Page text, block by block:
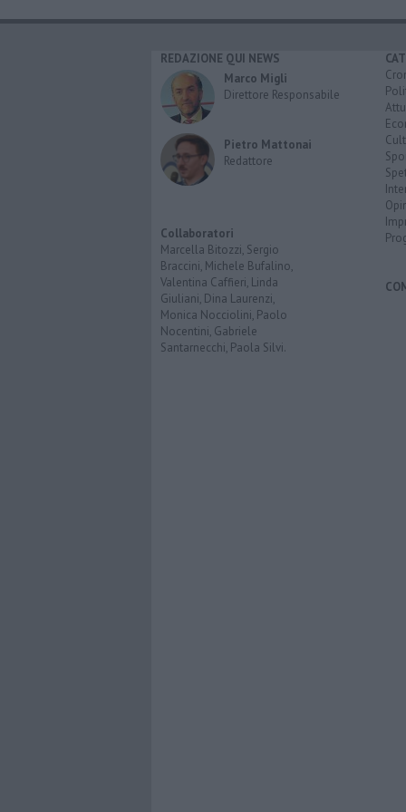
REDAZIONE QUI NEWS
Marco Migli
Direttore Responsabile
Pietro Mattonai
Redattore
Collaboratori
Marcella Bitozzi, Sergio
Braccini, Michele Bufalino,
Valentina Caffieri, Linda
Giuliani, Dina Laurenzi,
Monica Nocciolini, Paolo
Nocentini, Gabriele
Santarnecchi, Paola Silvi.